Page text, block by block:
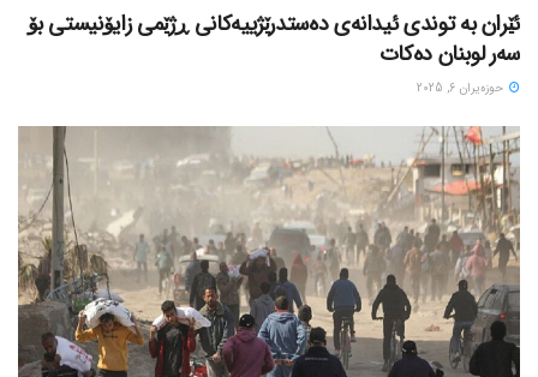
ئێران بە توندی ئیدانەی دەستدرێژییەکانی ڕژێمی زایۆنیستی بۆ
سەر لوبنان دەکات
حوزه‌یران 6, 2025